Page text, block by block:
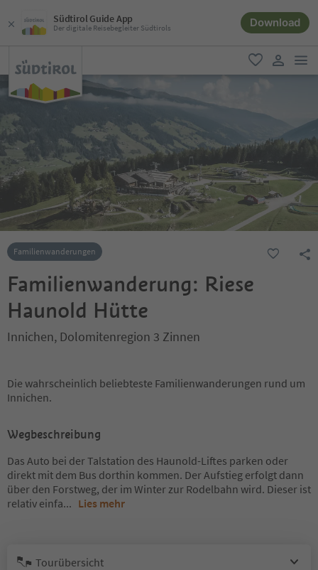
Südtirol Guide App
Der digitale Reisebegleiter Südtirols Download
favorit
user link
Familienwanderungen
Familienwanderung: Riese
Haunold Hütte
Innichen, Dolomitenregion 3 Zinnen
Die wahrscheinlich beliebteste Familienwanderungen rund um
Innichen.
Wegbeschreibung
Das Auto bei der Talstation des Haunold-Liftes parken oder
direkt mit dem Bus dorthin kommen. Der Aufstieg erfolgt dann
über den Forstweg, der im Winter zur Rodelbahn wird. Dieser ist
relativ einfa... Lies mehr
Tourübersicht